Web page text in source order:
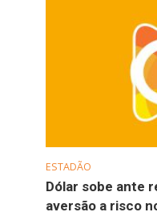
ESTADÃO
Dólar sobe ante
aversão a risco